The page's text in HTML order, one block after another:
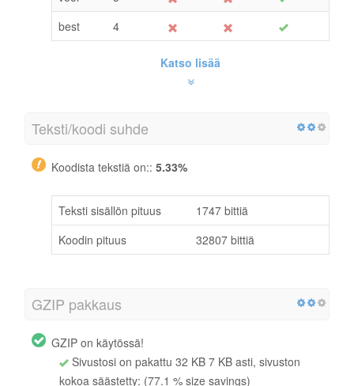
best
4
Katso lisää
Teksti/koodi suhde
Koodista tekstiä on:: 5.33%
Teksti sisällön pituus
1747 bittiä
Koodin pituus
32807 bittiä
GZIP pakkaus
GZIP on käytössä!
Sivustosi on pakattu 32 KB 7 KB asti, sivuston
kokoa säästetty: (77.1 % size savings)